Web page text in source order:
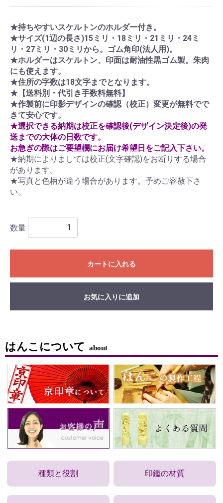
★持ちやすいスケルトンのホルダー付き。
★サイズ(1辺の長さ)15ミリ・18ミリ・21ミリ・24ミ
リ・27ミリ・30ミリから。ゴム角印(法人用)。
★ホルダーはスケルトン、印面は耐油性黒ゴム製。朱肉
にも使えます。
★住所の字数は18文字までとなります。
★【送料別・代引き手数料無料】
★作製前に印影デザインの確認（校正）変更が無料でで
きて安心です。
★選択できる納期は校正を確認後(デザイン決定後)の発
送までの大体の日数です。
お急ぎの際はご要望欄にお届け希望日をご記入下さい。
★納期によりましては校正(文字確認)をお断りする場合
があります。
★写真と色柄が違う場合があります。予めご容赦下さ
い。
数量
カートに入れる
お気に入りに追加
はんこについて about
種類と役割 印鑑の材質